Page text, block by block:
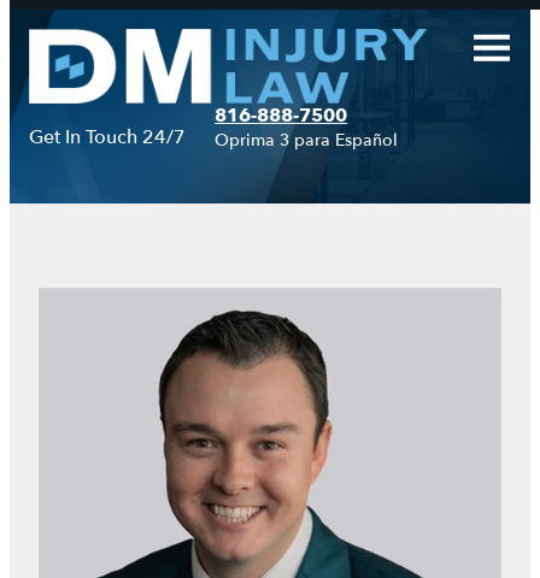
Saltar
contenido
Get In Touch 24/7
816-888-7500
Oprima 3 para Español